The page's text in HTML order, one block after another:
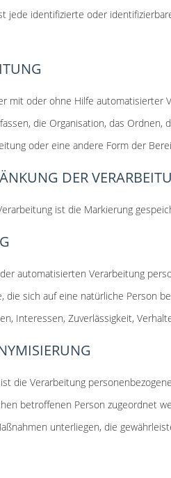
jede identifizierte oder
mit oder ohne Hilfe automatisierter
die Organisation, das
oder eine andere Form der
DER
ist die Markierung
automatisierten Verarbeitung
die sich auf eine natürliche Person
Interessen, Zuverlässigkeit,
die Verarbeitung
betroffenen Person zugeordnet
unterliegen, die